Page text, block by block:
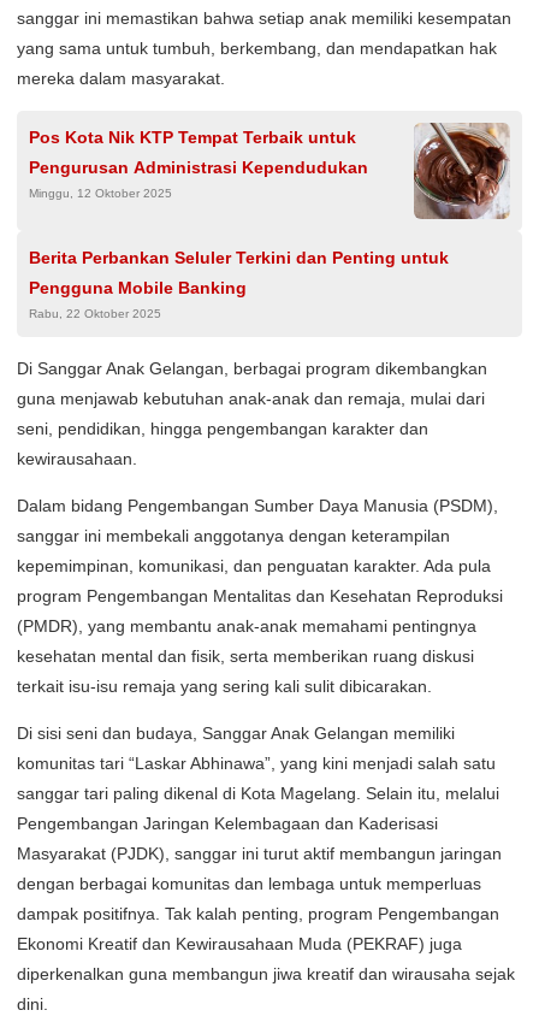
sanggar ini memastikan bahwa setiap anak memiliki kesempatan
yang sama untuk tumbuh, berkembang, dan mendapatkan hak
mereka dalam masyarakat.
Pos Kota Nik KTP Tempat Terbaik untuk
Pengurusan Administrasi Kependudukan
Minggu, 12 Oktober 2025
Berita Perbankan Seluler Terkini dan Penting untuk
Pengguna Mobile Banking
Rabu, 22 Oktober 2025
Di Sanggar Anak Gelangan, berbagai program dikembangkan
guna menjawab kebutuhan anak-anak dan remaja, mulai dari
seni, pendidikan, hingga pengembangan karakter dan
kewirausahaan.
Dalam bidang Pengembangan Sumber Daya Manusia (PSDM),
sanggar ini membekali anggotanya dengan keterampilan
kepemimpinan, komunikasi, dan penguatan karakter. Ada pula
program Pengembangan Mentalitas dan Kesehatan Reproduksi
(PMDR), yang membantu anak-anak memahami pentingnya
kesehatan mental dan fisik, serta memberikan ruang diskusi
terkait isu-isu remaja yang sering kali sulit dibicarakan.
Di sisi seni dan budaya, Sanggar Anak Gelangan memiliki
komunitas tari “Laskar Abhinawa”, yang kini menjadi salah satu
sanggar tari paling dikenal di Kota Magelang. Selain itu, melalui
Pengembangan Jaringan Kelembagaan dan Kaderisasi
Masyarakat (PJDK), sanggar ini turut aktif membangun jaringan
dengan berbagai komunitas dan lembaga untuk memperluas
dampak positifnya. Tak kalah penting, program Pengembangan
Ekonomi Kreatif dan Kewirausahaan Muda (PEKRAF) juga
diperkenalkan guna membangun jiwa kreatif dan wirausaha sejak
dini.